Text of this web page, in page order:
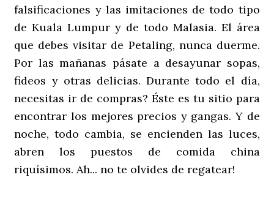
falsificaciones y las imitaciones de todo tipo
de Kuala Lumpur y de todo Malasia. El área
que debes visitar de Petaling, nunca duerme.
Por las mañanas pásate a desayunar sopas,
fideos y otras delicias. Durante todo el día,
necesitas ir de compras? Éste es tu sitio para
encontrar los mejores precios y gangas. Y de
noche, todo cambia, se encienden las luces,
abren los puestos de comida china
riquísimos. Ah... no te olvides de regatear!